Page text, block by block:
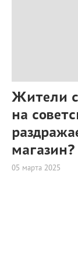
Жители
на
магазин?
05 марта 2025